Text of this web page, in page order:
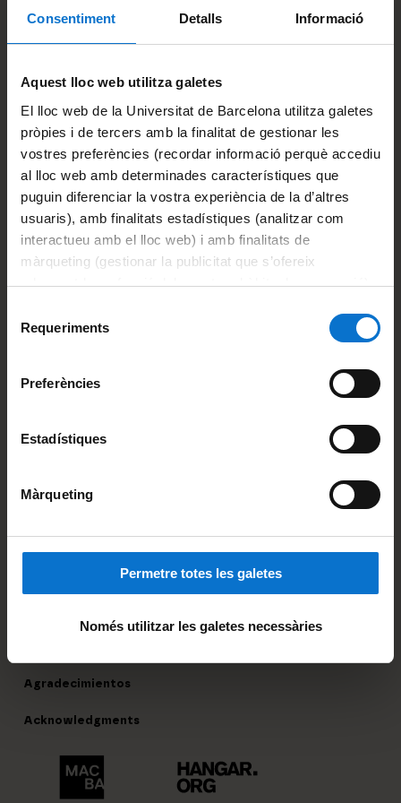
Consentiment Detalls Informació
Aquest lloc web utilitza galetes
El lloc web de la Universitat de Barcelona utilitza galetes
pròpies i de tercers amb la finalitat de gestionar les
vostres preferències (recordar informació perquè accediu
al lloc web amb determinades característiques que
puguin diferenciar la vostra experiència de la d’altres
usuaris), amb finalitats estadístiques (analitzar com
interactueu amb el lloc web) i amb finalitats de
màrqueting (gestionar la publicitat que s’ofereix
adequant-la en funció dels vostres hàbits de navegació).
consultar laPolítica de galetes del lloc web de la
Requeriments
Preferències
Estadístiques
Màrqueting
Permetre totes les galetes
Només utilitzar les galetes necessàries
Universitat de Barcelona | Facultat de Belles Arts |
Departament d’Arts Visuals i Disseny Pau Gargallo, 4 · 08028
Barcelona
Un màster de
Un máster de
Entitats col·laboradores
Entidades colaboradoras
Agradecimientos
Acknowledgments